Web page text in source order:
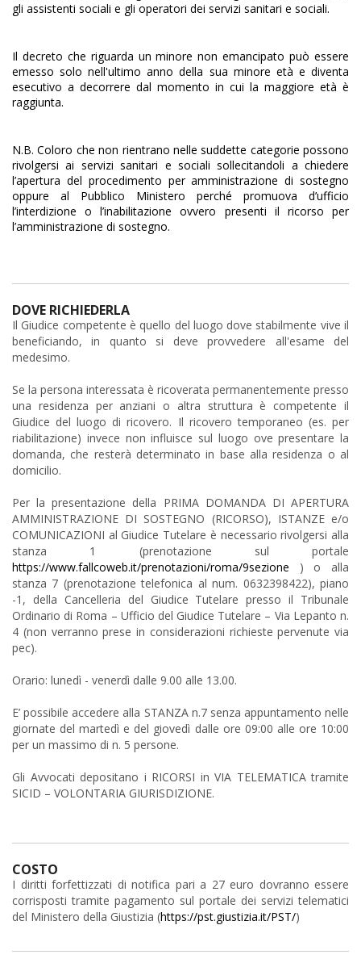
gli assistenti sociali e gli operatori dei servizi sanitari e sociali.
Il decreto che riguarda un minore non emancipato può essere
emesso solo nell'ultimo anno della sua minore età e diventa
esecutivo a decorrere dal momento in cui la maggiore età è
raggiunta.
N.B. Coloro che non rientrano nelle suddette categorie possono
rivolgersi ai servizi sanitari e sociali sollecitandoli a chiedere
l’apertura del procedimento per amministrazione di sostegno
oppure al Pubblico Ministero perché promuova d’ufficio
l’interdizione o l’inabilitazione ovvero presenti il ricorso per
l’amministrazione di sostegno.
DOVE RICHIEDERLA
Il Giudice competente è quello del luogo dove stabilmente vive il
beneficiando, in quanto si deve provvedere all'esame del
medesimo.
Se la persona interessata è ricoverata permanentemente presso
una residenza per anziani o altra struttura è competente il
Giudice del luogo di ricovero. Il ricovero temporaneo (es. per
riabilitazione) invece non influisce sul luogo ove presentare la
domanda, che resterà determinato in base alla residenza o al
domicilio.
Per la presentazione della PRIMA DOMANDA DI APERTURA
AMMINISTRAZIONE DI SOSTEGNO (RICORSO), ISTANZE e/o
COMUNICAZIONI al Giudice Tutelare è necessario rivolgersi alla
stanza 1 (prenotazione sul portale
https://www.fallcoweb.it/prenotazioni/roma/9sezione ) o alla
stanza 7 (prenotazione telefonica al num. 0632398422), piano
-1, della Cancelleria del Giudice Tutelare presso il Tribunale
Ordinario di Roma – Ufficio del Giudice Tutelare – Via Lepanto n.
4 (non verranno prese in considerazioni richieste pervenute via
pec).
Orario: lunedì - venerdì dalle 9.00 alle 13.00.
E’ possibile accedere alla STANZA n.7 senza appuntamento nelle
giornate del martedì e del giovedì dalle ore 09:00 alle ore 10:00
per un massimo di n. 5 persone.
Gli Avvocati depositano i RICORSI in VIA TELEMATICA tramite
SICID – VOLONTARIA GIURISDIZIONE.
COSTO
I diritti forfettizzati di notifica pari a 27 euro dovranno essere
corrisposti tramite pagamento sul portale dei servizi telematici
del Ministero della Giustizia (https://pst.giustizia.it/PST/)